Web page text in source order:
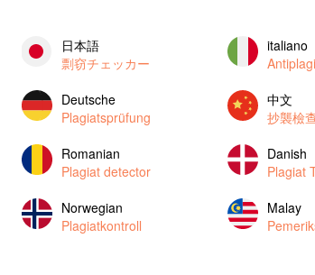
日本語
剽窃チェッカー
italiano
Deutsche
Plagiatsprüfung
中文
抄襲檢
Romanian
Plagiat detector
Danish
Plagiat
Norwegian
Plagiatkontroll
Malay